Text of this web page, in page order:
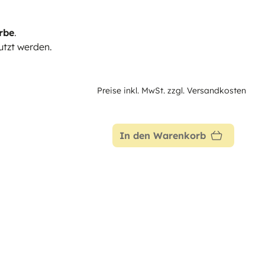
.
werden.
Preise inkl. MwSt. zzgl. Versandkosten
In den Warenkorb